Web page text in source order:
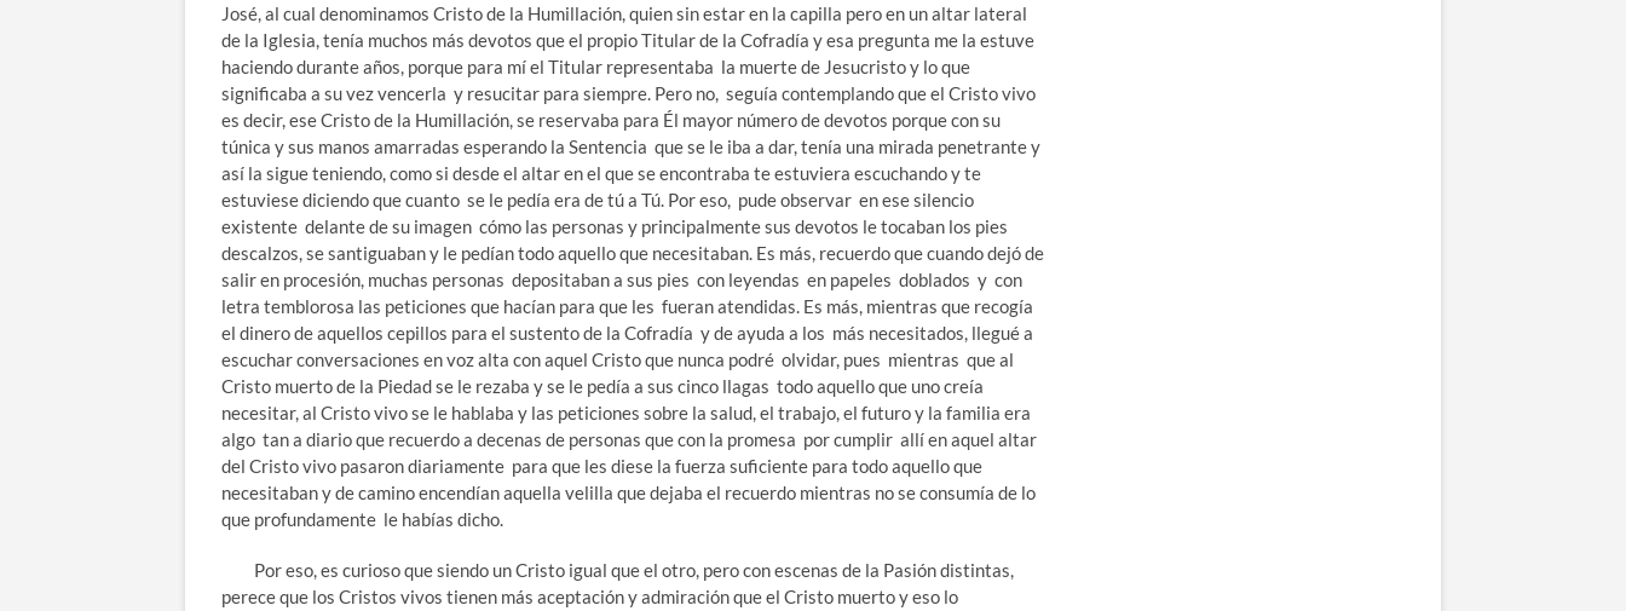
José, al cual denominamos Cristo de la Humillación, quien sin estar en la capilla pero en un altar lateral
de la Iglesia, tenía muchos más devotos que el propio Titular de la Cofradía y esa pregunta me la estuve
haciendo durante años, porque para mí el Titular representaba la muerte de Jesucristo y lo que
significaba a su vez vencerla y resucitar para siempre. Pero no, seguía contemplando que el Cristo vivo
es decir, ese Cristo de la Humillación, se reservaba para Él mayor número de devotos porque con su
túnica y sus manos amarradas esperando la Sentencia que se le iba a dar, tenía una mirada penetrante y
así la sigue teniendo, como si desde el altar en el que se encontraba te estuviera escuchando y te
estuviese diciendo que cuanto se le pedía era de tú a Tú. Por eso, pude observar en ese silencio
existente delante de su imagen cómo las personas y principalmente sus devotos le tocaban los pies
descalzos, se santiguaban y le pedían todo aquello que necesitaban. Es más, recuerdo que cuando dejó de
salir en procesión, muchas personas depositaban a sus pies con leyendas en papeles doblados y con
letra temblorosa las peticiones que hacían para que les fueran atendidas. Es más, mientras que recogía
el dinero de aquellos cepillos para el sustento de la Cofradía y de ayuda a los más necesitados, llegué a
escuchar conversaciones en voz alta con aquel Cristo que nunca podré olvidar, pues mientras que al
Cristo muerto de la Piedad se le rezaba y se le pedía a sus cinco llagas todo aquello que uno creía
necesitar, al Cristo vivo se le hablaba y las peticiones sobre la salud, el trabajo, el futuro y la familia era
algo tan a diario que recuerdo a decenas de personas que con la promesa por cumplir allí en aquel altar
del Cristo vivo pasaron diariamente para que les diese la fuerza suficiente para todo aquello que
necesitaban y de camino encendían aquella velilla que dejaba el recuerdo mientras no se consumía de lo
que profundamente le habías dicho.
Por eso, es curioso que siendo un Cristo igual que el otro, pero con escenas de la Pasión distintas,
perece que los Cristos vivos tienen más aceptación y admiración que el Cristo muerto y eso lo